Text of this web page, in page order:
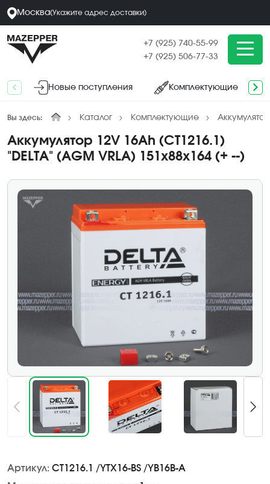
Москва(Укажите адрес доставки)
+7 (925) 740-55-99
+7 (925) 506-77-33
Новые поступления Комплектующие
Вы здесь: Каталог Комплектующие
Аккумулятор 12V 16Ah (CT1216.1)
"DELTA" (AGM VRLA) 151х88х164 (+ --)
Артикул: CT1216.1 /YTX16-BS /YB16B-A